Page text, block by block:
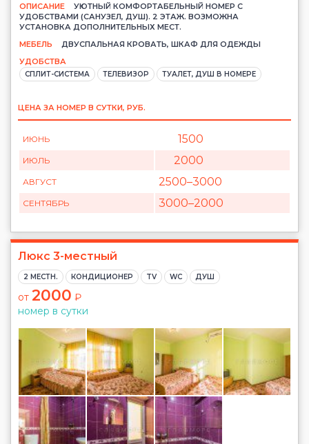
ОПИСАНИЕ
УЮТНЫЙ КОМФОРТАБЕЛЬНЫЙ НОМЕР С
УДОБСТВАМИ (САНУЗЕЛ, ДУШ). 2 ЭТАЖ. ВОЗМОЖНА
УСТАНОВКА ДОПОЛНИТЕЛЬНЫХ МЕСТ.
МЕБЕЛЬ
ДВУСПАЛЬНАЯ КРОВАТЬ, ШКАФ ДЛЯ ОДЕЖДЫ
УДОБСТВА
СПЛИТ-СИСТЕМА ТЕЛЕВИЗОР ТУАЛЕТ, ДУШ В НОМЕРЕ
ЦЕНА ЗА НОМЕР В СУТКИ, РУБ.
ИЮНЬ 1500
ИЮЛЬ 2000
АВГУСТ 2500–3000
СЕНТЯБРЬ 3000–2000
Люкс 3-местный
2 МЕСТН. КОНДИЦИОНЕР TV WC ДУШ
от 2000 ₽
номер в сутки